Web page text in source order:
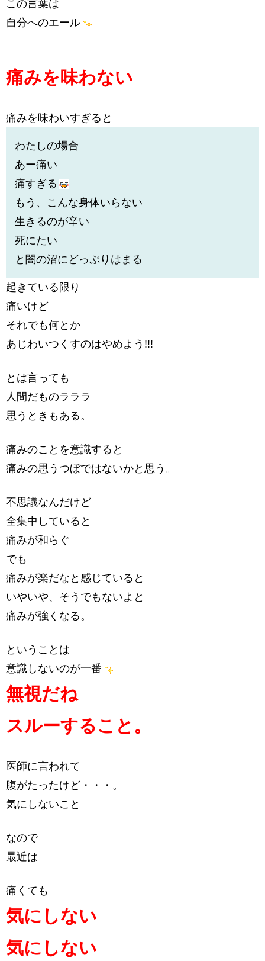
この言葉は
自分へのエール
痛みを味わない
痛みを味わいすぎると
わたしの場合
あー痛い
痛すぎる
もう、こんな身体いらない
生きるのが辛い
死にたい
と闇の沼にどっぷりはまる
起きている限り
痛いけど
それでも何とか
あじわいつくすのはやめよう!!!
とは言っても
人間だものラララ
思うときもある。
痛みのことを意識すると
痛みの思うつぼではないかと思う。
不思議なんだけど
全集中していると
痛みが和らぐ
でも
痛みが楽だなと感じていると
いやいや、そうでもないよと
痛みが強くなる。
ということは
意識しないのが一番
無視だね
スルーすること。
医師に言われて
腹がたったけど・・・。
気にしないこと
なので
最近は
痛くても
気にしない
気にしない